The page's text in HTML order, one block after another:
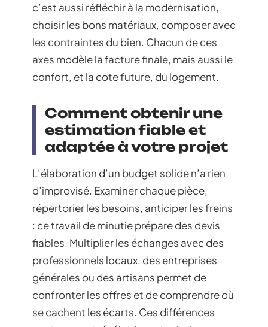
c’est aussi réfléchir à la modernisation,
choisir les bons matériaux, composer avec
les contraintes du bien. Chacun de ces
axes modèle la facture finale, mais aussi le
confort, et la cote future, du logement.
Comment obtenir une
estimation fiable et
adaptée à votre projet
L’élaboration d’un budget solide n’a rien
d’improvisé. Examiner chaque pièce,
répertorier les besoins, anticiper les freins
: ce travail de minutie prépare des devis
fiables. Multiplier les échanges avec des
professionnels locaux, des entreprises
générales ou des artisans permet de
confronter les offres et de comprendre où
se cachent les écarts. Ces différences